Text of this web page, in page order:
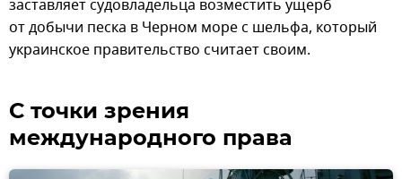
заставляет судовладельца возместить ущерб
от добычи песка в Черном море с шельфа, который
украинское правительство считает своим.
С точки зрения
международного права